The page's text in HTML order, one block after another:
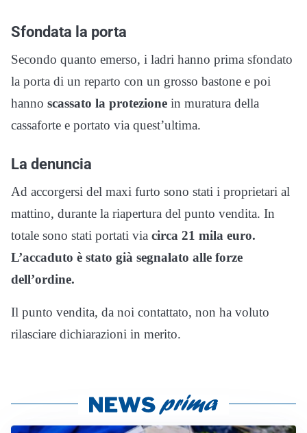
Sfondata la porta
Secondo quanto emerso, i ladri hanno prima sfondato
la porta di un reparto con un grosso bastone e poi
hanno scassato la protezione in muratura della
cassaforte e portato via quest’ultima.
La denuncia
Ad accorgersi del maxi furto sono stati i proprietari al
mattino, durante la riapertura del punto vendita. In
totale sono stati portati via circa 21 mila euro.
L’accaduto è stato già segnalato alle forze
dell’ordine.
Il punto vendita, da noi contattato, non ha voluto
rilasciare dichiarazioni in merito.